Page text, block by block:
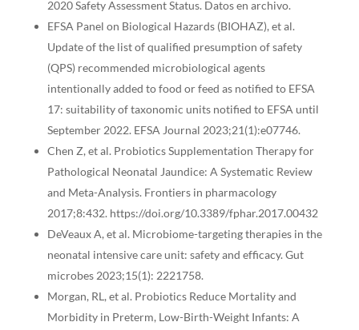
2020 Safety Assessment Status. Datos en archivo.
EFSA Panel on Biological Hazards (BIOHAZ), et al.
Update of the list of qualified presumption of safety
(QPS) recommended microbiological agents
intentionally added to food or feed as notified to EFSA
17: suitability of taxonomic units notified to EFSA until
September 2022. EFSA Journal 2023;21(1):e07746.
Chen Z, et al. Probiotics Supplementation Therapy for
Pathological Neonatal Jaundice: A Systematic Review
and Meta-Analysis. Frontiers in pharmacology
2017;8:432. https://doi.org/10.3389/fphar.2017.00432
DeVeaux A, et al. Microbiome-targeting therapies in the
neonatal intensive care unit: safety and efficacy. Gut
microbes 2023;15(1): 2221758.
Morgan, RL, et al. Probiotics Reduce Mortality and
Morbidity in Preterm, Low-Birth-Weight Infants: A